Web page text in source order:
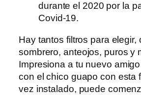
durante el 2020 por la
Covid-19.
Hay tantos filtros para elegir,
sombrero, anteojos, puros y
Impresiona a tu nuevo
con el chico guapo con esta
vez instalado, puede